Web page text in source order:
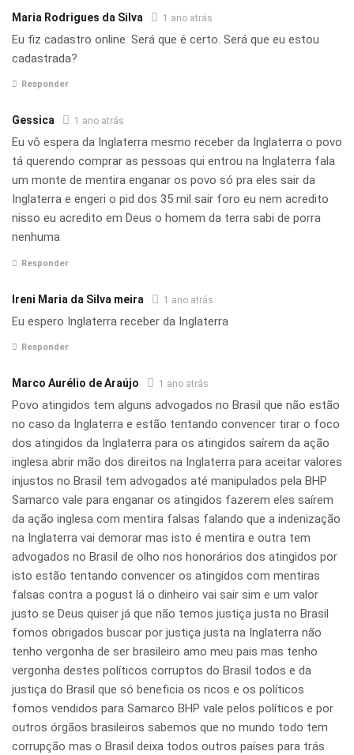
Maria Rodrigues da Silva 1 ano atrás
Eu fiz cadastro online. Será que é certo. Será que eu estou
cadastrada?
Responder
Gessica 1 ano atrás
Eu vô espera da Inglaterra mesmo receber da Inglaterra o povo
tá querendo comprar as pessoas qui entrou na Inglaterra fala
um monte de mentira enganar os povo só pra eles sair da
Inglaterra e engeri o pid dos 35 mil sair foro eu nem acredito
nisso eu acredito em Deus o homem da terra sabi de porra
nenhuma
Responder
Ireni Maria da Silva meira 1 ano atrás
Eu espero Inglaterra receber da Inglaterra
Responder
Marco Aurélio de Araújo 1 ano atrás
Povo atingidos tem alguns advogados no Brasil que não estão
no caso da Inglaterra e estão tentando convencer tirar o foco
dos atingidos da Inglaterra para os atingidos saírem da ação
inglesa abrir mão dos direitos na Inglaterra para aceitar valores
injustos no Brasil tem advogados até manipulados pela BHP
Samarco vale para enganar os atingidos fazerem eles saírem
da ação inglesa com mentira falsas falando que a indenização
na Inglaterra vai demorar mas isto é mentira e outra tem
advogados no Brasil de olho nos honorários dos atingidos por
isto estão tentando convencer os atingidos com mentiras
falsas contra a pogust lá o dinheiro vai sair sim e um valor
justo se Deus quiser já que não temos justiça justa no Brasil
fomos obrigados buscar por justiça justa na Inglaterra não
tenho vergonha de ser brasileiro amo meu pais mas tenho
vergonha destes políticos corruptos do Brasil todos e da
justiça do Brasil que só beneficia os ricos e os políticos
fomos vendidos para Samarco BHP vale pelos políticos e por
outros órgãos brasileiros sabemos que no mundo todo tem
corrupção mas o Brasil deixa todos outros países para trás